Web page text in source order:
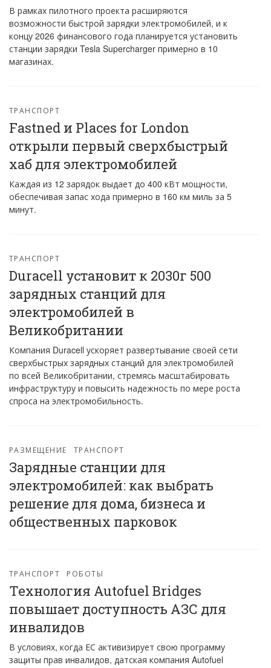
В рамках пилотного проекта расширяются
возможности быстрой зарядки электромобилей, и к
концу 2026 финансового года планируется установить
станции зарядки Tesla Supercharger примерно в 10
магазинах.
ТРАНСПОРТ
Fastned и Places for London
открыли первый сверхбыстрый
хаб для электромобилей
Каждая из 12 зарядок выдает до 400 кВт мощности,
обеспечивая запас хода примерно в 160 км миль за 5
минут.
ТРАНСПОРТ
Duracell установит к 2030г 500
зарядных станций для
электромобилей в
Великобритании
Компания Duracell ускоряет развертывание своей сети
сверхбыстрых зарядных станций для электромобилей
по всей Великобритании, стремясь масштабировать
инфраструктуру и повысить надежность по мере роста
спроса на электромобильность.
РАЗМЕЩЕНИЕ ТРАНСПОРТ
Зарядные станции для
электромобилей: как выбрать
решение для дома, бизнеса и
общественных парковок
ТРАНСПОРТ РОБОТЫ
Технология Autofuel Bridges
повышает доступность АЗС для
инвалидов
В условиях, когда ЕС активизирует свою программу
защиты прав инвалидов, датская компания Autofuel